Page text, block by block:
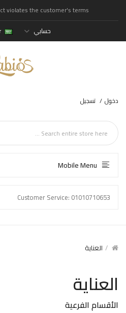
violates the customer's terms
حسابي
Ar
دخول تسجيل
Mobile Menu
Customer Service: 01010710653
العناية
العناية
الأقسام الفرعية